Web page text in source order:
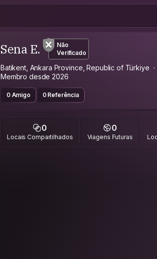
Sena E.
Não
Verificado
Batikent, Ankara Province, Republic of Türkiye
Membro desde 2026
0 Amigo 0 Referência
0
Locais Compartilhados
0
Viagens Futuras